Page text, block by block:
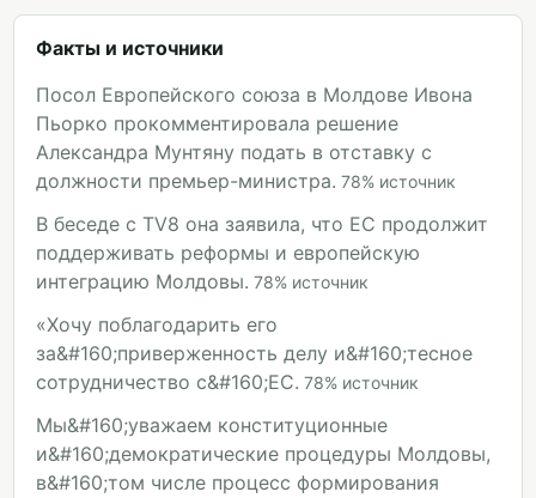
Факты и источники
Посол Европейского союза в Молдове Ивона
Пьорко прокомментировала решение
Александра Мунтяну подать в отставку с
должности премьер-министра. 78% источник
В беседе с TV8 она заявила, что ЕС продолжит
поддерживать реформы и европейскую
интеграцию Молдовы. 78% источник
«Хочу поблагодарить его
за&#160;приверженность делу и&#160;тесное
сотрудничество с&#160;ЕС. 78% источник
Мы&#160;уважаем конституционные
и&#160;демократические процедуры Молдовы,
в&#160;том числе процесс формирования